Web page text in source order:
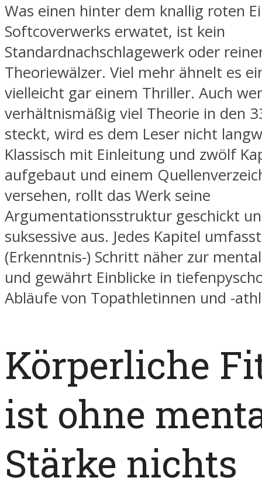
Was einen hinter dem knallig roten
Softcoverwerks erwatet, ist kein
Standardnachschlagewerk oder
Theoriewälzer. Viel mehr ähnelt es
vielleicht gar einem Thriller. Auch
verhältnismäßig viel Theorie in den
steckt, wird es dem Leser nicht
Klassisch mit Einleitung und zwölf
aufgebaut und einem
versehen, rollt das Werk seine
Argumentationsstruktur geschickt
suksessive aus. Jedes Kapitel
(Erkenntnis-) Schritt näher zur
und gewährt Einblicke in
Abläufe von Topathletinnen und -
Körperliche
ist ohne
Stärke nichts